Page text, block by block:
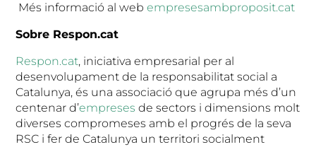
Més informació al webempresesambproposit.cat
Sobre Respon.cat
Respon.cat, iniciativa empresarial per al
desenvolupament de la responsabilitat social a
Catalunya, és una associació que agrupa més d’un
centenar d’empreses de sectors i dimensions molt
diverses compromeses amb el progrés de la seva
RSC i fer de Catalunya un territori socialment